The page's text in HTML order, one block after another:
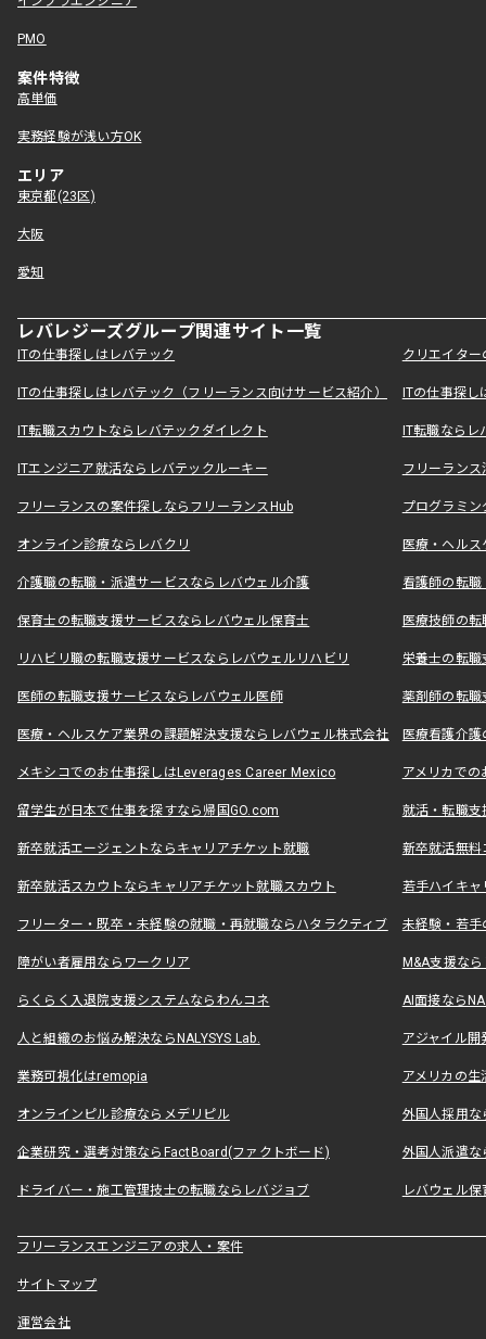
PMO
案件特徴
高単価
実務経験が浅い方OK
エリア
東京都(23区)
大阪
愛知
レバレジーズグループ関連サイト一覧
ITの仕事探しはレバテック クリエイタ
ITの仕事探しはレバテック（フリーランス向けサービス紹介） ITの仕事探
IT転職スカウトならレバテックダイレクト IT転職なら
ITエンジニア就活ならレバテックルーキー フリーラン
フリーランスの案件探しならフリーランスHub プログラミ
オンライン診療ならレバクリ 医療・ヘル
介護職の転職・派遣サービスならレバウェル介護 看護師の転
保育士の転職支援サービスならレバウェル保育士 医療技師の
リハビリ職の転職支援サービスならレバウェルリハビリ 栄養士の転
医師の転職支援サービスならレバウェル医師 薬剤師の転
医療・ヘルスケア業界の課題解決支援ならレバウェル株式会社 医療看護介
メキシコでのお仕事探しはLeverages Career Mexico アメリカで
留学生が日本で仕事を探すなら帰国GO.com 就活・転職
新卒就活エージェントならキャリアチケット就職 新卒就活無料
新卒就活スカウトならキャリアチケット就職スカウト 若手ハイキ
フリーター・既卒・未経験の就職・再就職ならハタラクティブ 未経験・若手
障がい者雇用ならワークリア M&A支援な
らくらく入退院支援システムならわんコネ AI面接なら
人と組織のお悩み解決ならNALYSYS Lab. アジャイル
業務可視化はremopia アメリカの
オンラインピル診療ならメデリピル 外国人採用
企業研究・選考対策ならFactBoard(ファクトボード) 外国人派遣な
ドライバー・施工管理技士の転職ならレバジョブ レバウェル
フリーランスエンジニアの求人・案件
サイトマップ
運営会社